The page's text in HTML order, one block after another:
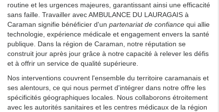
routine et les urgences majeures, garantissant ainsi une efficacité
sans faille. Travailler avec AMBULANCE DU LAURAGAIS à
Caraman signifie bénéficier d'un partenariat de confiance qui allie
technologie, expérience médicale et engagement envers la santé
publique. Dans la région de Caraman, notre réputation se
construit jour après jour grâce à notre capacité à relever les défis
et à offrir un service de qualité supérieure.
Nos interventions couvrent l'ensemble du territoire caramanais et
ses alentours, ce qui nous permet d'intégrer dans notre offre les
spécificités géographiques locales. Nous collaborons étroitement
avec les autorités sanitaires et les centres médicaux de la région